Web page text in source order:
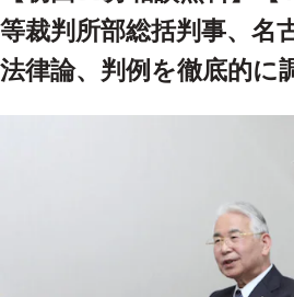
等裁判所部総括判事、名
法律論、判例を徹底的に